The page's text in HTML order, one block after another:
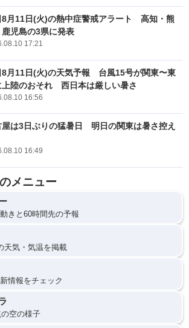
8月11日(火)の熱中症警戒アラート 高知・熊
鹿児島の3県に発表
17:21
8月11日(火)の天気予報 台風15号が関東〜東
上陸のおそれ 西日本は厳しい暑さ
16:56
屋は3日ぶりの猛暑日 明日の関東は暑さ控え
16:49
メニュー
きと60時間先の予報
天気・気温を掲載
情報をチェック
空の様子